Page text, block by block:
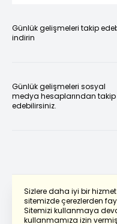
Sizlere daha iyi bir
sitemizde çerezlerden
Sitemizi kullanmaya
kullanmamıza izin
Günlük gelişmeleri takip
indirin
Günlük gelişmeleri sosyal
medya hesaplarından takip
edebilirsiniz.
Powered by